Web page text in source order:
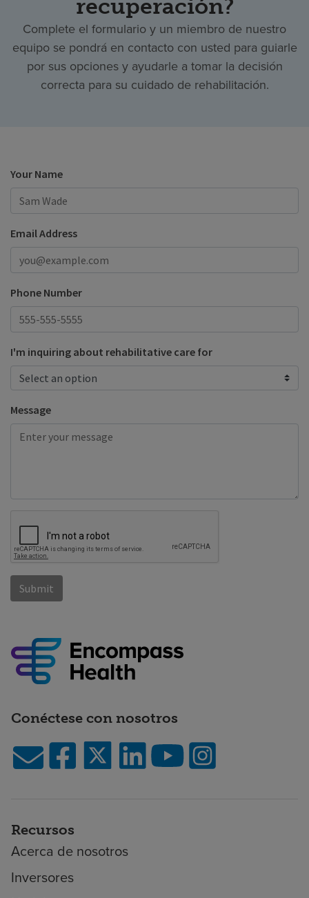
recuperación?
Complete el formulario y un miembro de nuestro
equipo se pondrá en contacto con usted para guiarle
por sus opciones y ayudarle a tomar la decisión
correcta para su cuidado de rehabilitación.
Conéctese con nosotros
Recursos
Acerca de nosotros
Inversores